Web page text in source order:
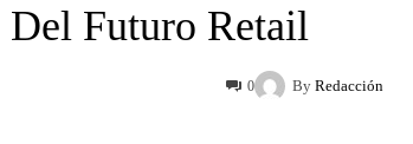
Del Futuro Retail
By Redacción
0